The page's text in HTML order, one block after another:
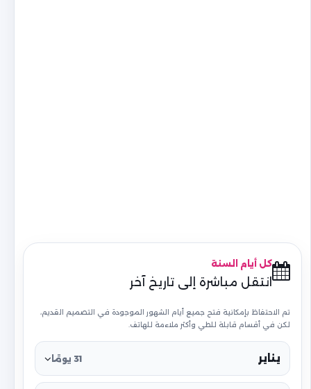
كل أيام السنة
انتقل مباشرة إلى تاريخ آخر
تم الاحتفاظ بإمكانية فتح جميع أيام الشهور الموجودة في التصميم القديم،
لكن في أقسام قابلة للطي وأكثر ملاءمة للهاتف.
يناير 31 يومًا